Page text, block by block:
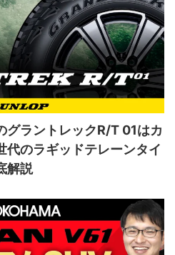
グラントレックR/T 01はカ
代のラギッドテレーンタイ
解説